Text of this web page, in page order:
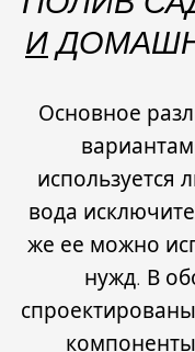
И
Основное
используется
вода
же ее можно
нужд. В